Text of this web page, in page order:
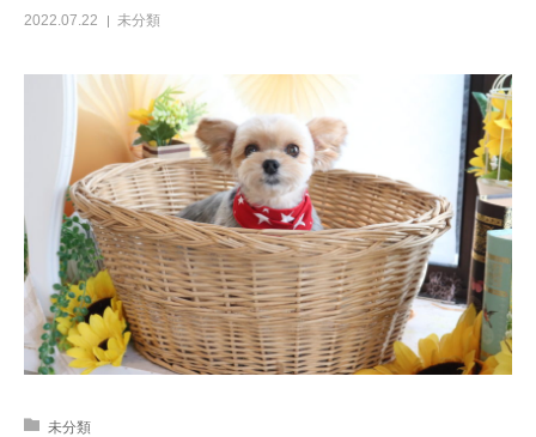
2022.07.22 未分類
未分類
スタッフ
SNS/リンク